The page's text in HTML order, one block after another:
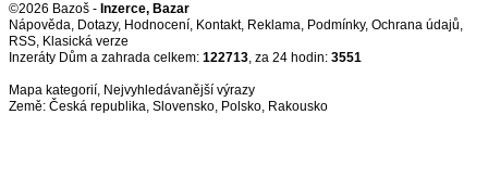
©2026 Bazoš - Inzerce, Bazar
Nápověda, Dotazy, Hodnocení, Kontakt, Reklama, Podmínky, Ochrana údajů,
RSS,
Inzeráty Dům a zahrada celkem: 122713, za 24 hodin: 3551
Mapa kategorií, Nejvyhledávanější výrazy
Země: Česká republika, Slovensko, Polsko, Rakousko